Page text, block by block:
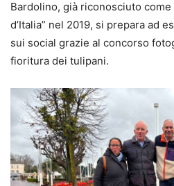
Bardolino, già riconosciuto
d’Italia” nel 2019, si prepara ad
sui social grazie al concorso
fioritura dei tulipani.